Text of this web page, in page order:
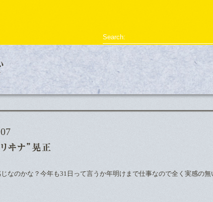
Search:
恋
なのかな？今年も31日って言うか年明けまで仕事なので全く実感の無